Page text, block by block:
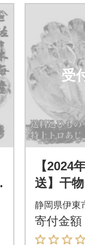
受
【2024
送】干
C】特ト
じ各8
の干物
静岡県伊東
寄付金額